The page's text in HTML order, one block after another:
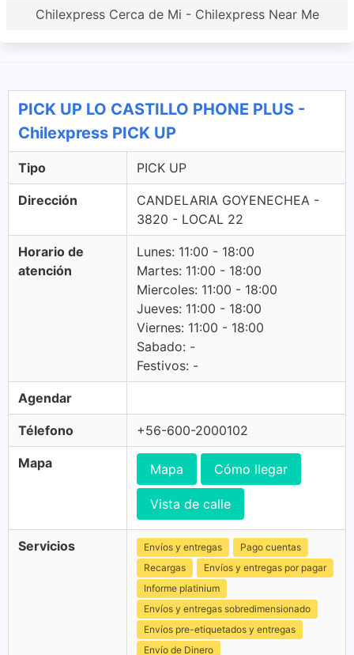
Chilexpress Cerca de Mi - Chilexpress Near Me
PICK UP LO CASTILLO PHONE PLUS -
Chilexpress PICK UP
Tipo PICK UP
Dirección
CANDELARIA GOYENECHEA -
3820 - LOCAL 22
Horario de
atención
Lunes: 11:00 - 18:00
Martes: 11:00 - 18:00
Miercoles: 11:00 - 18:00
Jueves: 11:00 - 18:00
Viernes: 11:00 - 18:00
Sabado: -
Festivos: -
Agendar
Télefono +56-600-2000102
Mapa Mapa Cómo llegar
Vista de calle
Servicios Envíos y entregas
Pago cuentas
Recargas
Envíos y entregas por pagar
Informe platinium
Envíos y entregas sobredimensionado
Envíos pre-etiquetados y entregas
Envío de Dinero